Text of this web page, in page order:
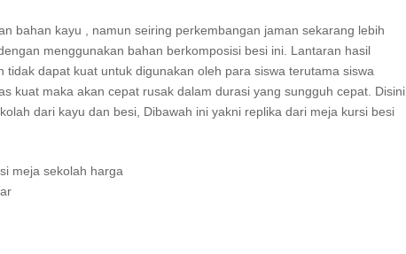
bahan kayu , namun seiring perkembangan jaman sekarang lebih
menggunakan bahan berkomposisi besi ini. Lantaran hasil
dapat kuat untuk digunakan oleh para siswa terutama siswa
kuat maka akan cepat rusak dalam durasi yang sungguh cepat. Disini
dari kayu dan besi, Dibawah ini yakni replika dari meja kursi besi